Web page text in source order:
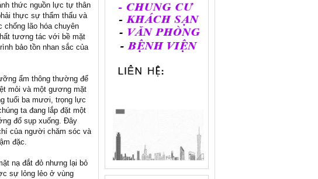
thức nguồn lực tự thân
thực sự thẩm thấu và
chống lão hóa chuyên
tương tác với bề mặt
bảo tồn nhan sắc của
ẩm thông thường để
mỏi và một gương mặt
tuổi ba mươi, trọng lực
ta đang lắp đặt một
đổ sụp xuống. Đây
của người chăm sóc và
đặc.
nạ đắt đỏ nhưng lại bỏ
sự lỏng lẻo ở vùng